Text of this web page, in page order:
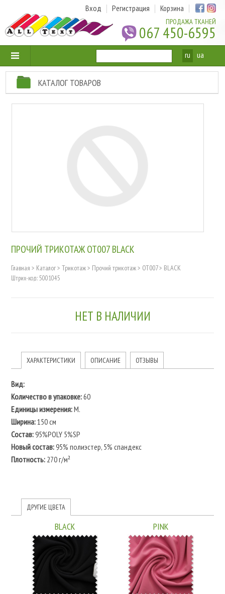
ПРОДАЖА ТКАНЕЙ
067 450-6595
Вход Регистрация Корзина
ru ua
КАТАЛОГ ТОВАРОВ
ПРОЧИЙ ТРИКОТАЖ OT007 BLACK
Главная > Каталог> Трикотаж> Прочий трикотаж> OT007> BLACK
Штрих-код: 5001045
НЕТ В НАЛИЧИИ
ХАРАКТЕРИСТИКИ ОПИСАНИЕ ОТЗЫВЫ
Вид:
Количество в упаковке:60
Единицы измерения:М.
Ширина:150 см
Состав:95%POLY 5%SP
Новый состав:95% полиэстер, 5% спандекс
Плотность:270 г/м²
ДРУГИЕ ЦВЕТА
BLACK PINK